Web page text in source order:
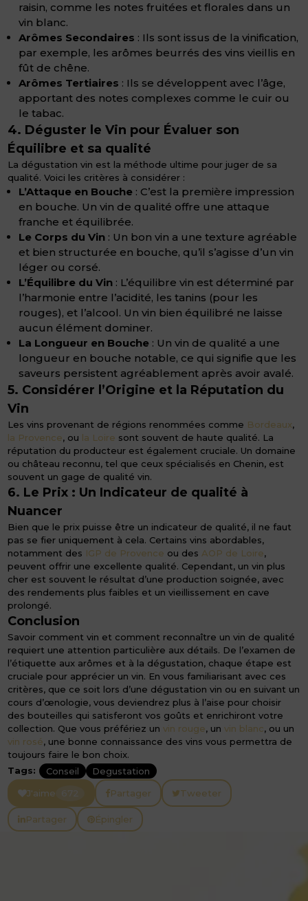
raisin, comme les notes fruitées et florales dans un
vin blanc.
Arômes Secondaires : Ils sont issus de la vinification,
par exemple, les arômes beurrés des vins vieillis en
fût de chêne.
Arômes Tertiaires : Ils se développent avec l’âge,
apportant des notes complexes comme le cuir ou
le tabac.
4. Déguster le Vin pour Évaluer son
Équilibre et sa qualité
La dégustation vin est la méthode ultime pour juger de sa
qualité. Voici les critères à considérer :
L’Attaque en Bouche : C’est la première impression
en bouche. Un vin de qualité offre une attaque
franche et équilibrée.
Le Corps du Vin : Un bon vin a une texture agréable
et bien structurée en bouche, qu’il s’agisse d’un vin
léger ou corsé.
L’Équilibre du Vin : L’équilibre vin est déterminé par
l’harmonie entre l’acidité, les tanins (pour les
rouges), et l’alcool. Un vin bien équilibré ne laisse
aucun élément dominer.
La Longueur en Bouche : Un vin de qualité a une
longueur en bouche notable, ce qui signifie que les
saveurs persistent agréablement après avoir avalé.
5. Considérer l’Origine et la Réputation du
Vin
Les vins provenant de régions renommées comme Bordeaux,
la Provence, ou la Loire sont souvent de haute qualité. La
réputation du producteur est également cruciale. Un domaine
ou château reconnu, tel que ceux spécialisés en Chenin, est
souvent un gage de qualité vin.
6. Le Prix : Un Indicateur de qualité à
Nuancer
Bien que le prix puisse être un indicateur de qualité, il ne faut
pas se fier uniquement à cela. Certains vins abordables,
notamment des IGP de Provence ou des AOP de Loire,
peuvent offrir une excellente qualité. Cependant, un vin plus
cher est souvent le résultat d’une production soignée, avec
des rendements plus faibles et un vieillissement en cave
prolongé.
Conclusion
Savoir comment vin et comment reconnaître un vin de qualité
requiert une attention particulière aux détails. De l’examen de
l’étiquette aux arômes et à la dégustation, chaque étape est
cruciale pour apprécier un vin. En vous familiarisant avec ces
critères, que ce soit lors d’une dégustation vin ou en suivant un
cours d’œnologie, vous deviendrez plus à l’aise pour choisir
des bouteilles qui satisferont vos goûts et enrichiront votre
collection. Que vous préfériez unvin rouge, unvin blanc, ou un
vin rosé, une bonne connaissance des vins vous permettra de
toujours faire le bon choix.
Tags:
Conseil
Degustation
J'aime
Partager Tweeter
Partager Épingler